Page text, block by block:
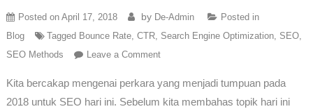
Posted on April 17, 2018 by De-Admin
Posted in
Blog
Tagged Bounce Rate, CTR, Search Engine Optimization, SEO,
SEO Methods
Leave a Comment
Kita bercakap mengenai perkara yang menjadi tumpuan pada
2018 untuk SEO hari ini. Sebelum kita membahas topik hari ini